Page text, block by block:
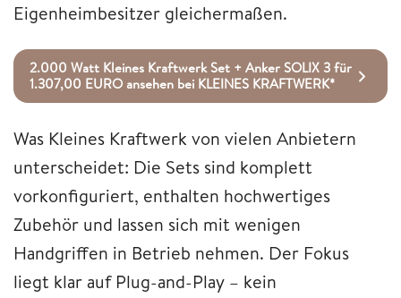
Eigenheimbesitzer gleichermaßen.
2.000 Watt Kleines Kraftwerk Set + Anker SOLIX 3 für
1.307,00 EURO ansehen bei KLEINES KRAFTWERK*
Was Kleines Kraftwerk von vielen Anbietern
unterscheidet: Die Sets sind komplett
vorkonfiguriert, enthalten hochwertiges
Zubehör und lassen sich mit wenigen
Handgriffen in Betrieb nehmen. Der Fokus
liegt klar auf Plug-and-Play – kein